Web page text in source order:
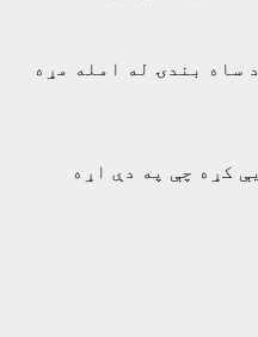
په شمول د ماشومانو، د ساه بندۍ له امله مړه
کړه چې په دې اړه